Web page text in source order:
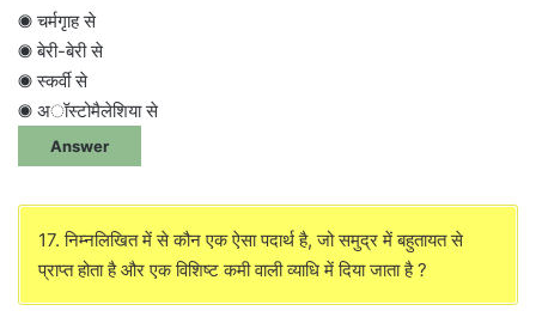
◉ चर्मगृाह से
◉ बेरी-बेरी से
◉ स्कर्वी से
◉ अॉस्टोमैलेशिया से
Answer
17. निम्नलिखित में से कौन एक ऐसा पदार्थ है, जो समुद्र में बहुतायत से
प्राप्त होता है और एक विशिष्ट कमी वाली व्याधि में दिया जाता है ?